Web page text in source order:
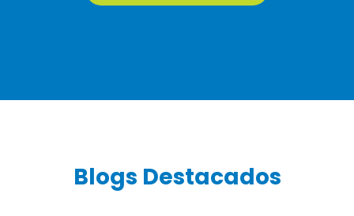
Blogs Destacados